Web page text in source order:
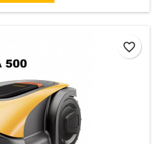
favorite_border